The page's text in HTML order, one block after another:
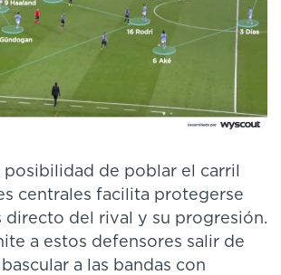
posibilidad de poblar el carril
centrales facilita protegerse
directo del rival y su progresión.
a estos defensores salir de
a las bandas con